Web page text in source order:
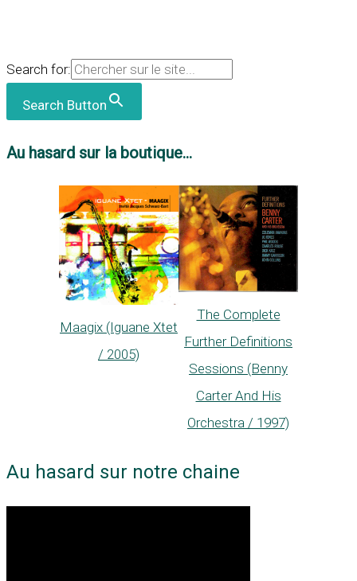
Search for:
Search Button
Au hasard sur la boutique...
Maagix (Iguane Xtet
/ 2005)
The Complete
Further Definitions
Sessions (Benny
Carter And His
Orchestra / 1997)
Au hasard sur notre chaine